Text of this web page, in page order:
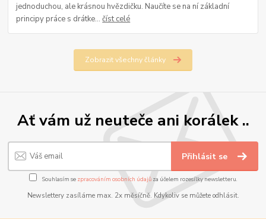
jednoduchou, ale krásnou hvězdičku. Naučíte se na ní základní
principy práce s drátke...číst celé
Zobrazit všechny články
Ať vám už neuteče ani korálek ..
Přihlásit se
Souhlasím se zpracováním osobních údajůza účelem rozesílky newsletteru.
Newslettery zasíláme max. 2x měsíčně. Kdykoliv se můžete odhlásit.